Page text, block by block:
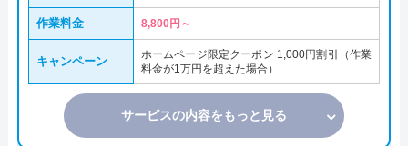
作業料金 8,800円～
キャンペーン
ホームページ限定クーポン 1,000円割引（作業
料金が1万円を超えた場合）
サービスの内容をもっと見る